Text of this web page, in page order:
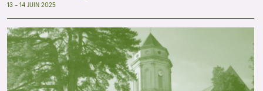
13 – 14 JUIN 2025